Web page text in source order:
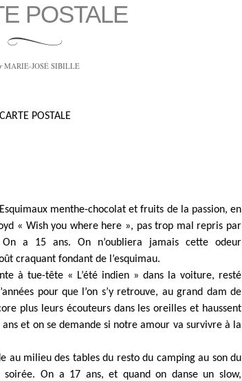
POSTALE
MARIE-JOSÉ SIBILLE
CARTE POSTALE
menthe-chocolat et fruits de la passion, en
« Wish you where here », pas trop mal repris par
a 15 ans. On n’oubliera jamais cette odeur
craquant fondant de l’esquimau.
à tue-tête « L’été indien » dans la voiture, resté
pour que l’on s’y retrouve, au grand dam de
plus leurs écouteurs dans les oreilles et haussent
ans et on se demande si notre amour va survivre à la
au milieu des tables du resto du camping au son du
On a 17 ans, et quand on danse un slow,